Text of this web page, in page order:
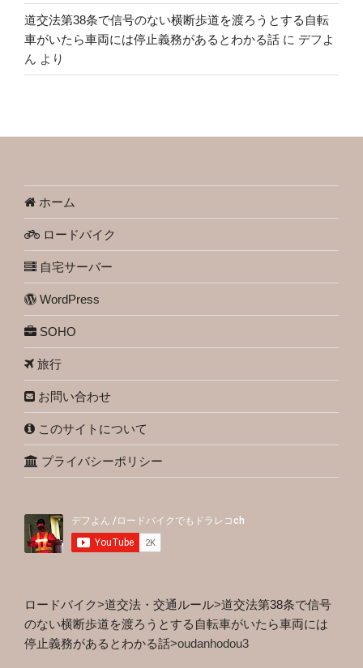
道交法第38条で信号のない横断歩道を渡ろうとする自転
車がいたら車両には停止義務があるとわかる話 に デフよ
ん より
ホーム
ロードバイク
自宅サーバー
WordPress
SOHO
旅行
お問い合わせ
このサイトについて
プライバシーポリシー
ロードバイク>道交法・交通ルール>道交法第38条で信号
のない横断歩道を渡ろうとする自転車がいたら車両には
停止義務があるとわかる話>oudanhodou3